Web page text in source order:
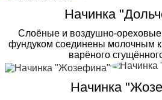
Начинка
Слоёные и воздушно-
фундуком соединены молочным
варёного
Начинка